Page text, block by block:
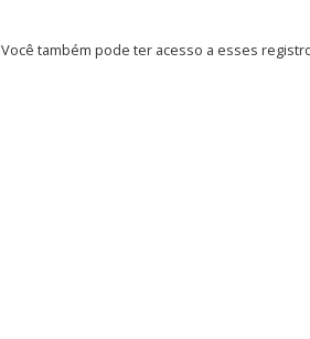
Você também pode ter acesso a esses